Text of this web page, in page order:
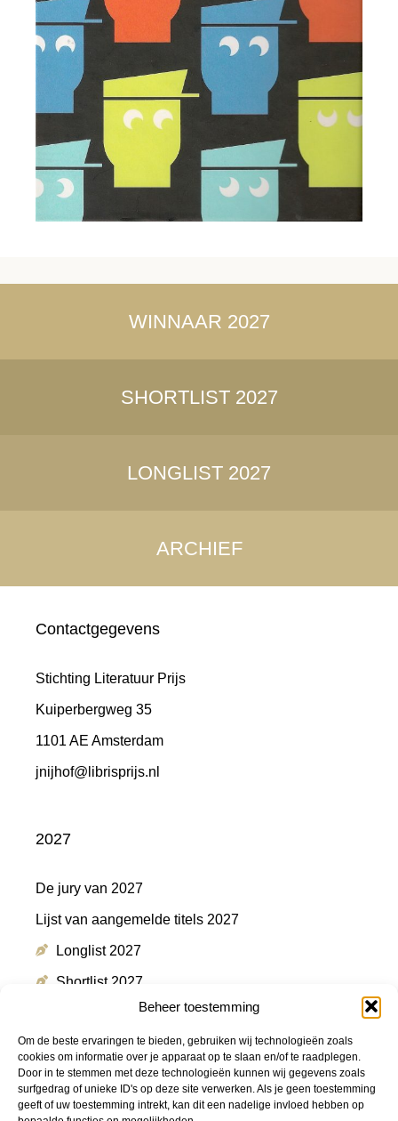
Beheer toestemming
Om de beste ervaringen te bieden, gebruiken wij technologieën zoals
cookies om informatie over je apparaat op te slaan en/of te raadplegen.
Door in te stemmen met deze technologieën kunnen wij gegevens zoals
surfgedrag of unieke ID's op deze site verwerken. Als je geen toestemming
geeft of uw toestemming intrekt, kan dit een nadelige invloed hebben op
WINNAAR 2027
SHORTLIST 2027
LONGLIST 2027
ARCHIEF
Contactgegevens
Stichting Literatuur Prijs
Kuiperbergweg 35
1101 AE Amsterdam
jnijhof@librisprijs.nl
2027
De jury van 2027
Lijst van aangemelde titels 2027
Longlist 2027
Shortlist 2027
Winnaar 2027
Meer informatie